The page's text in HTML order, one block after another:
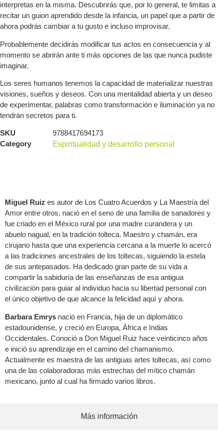
interpretas en la misma. Descubrirás que, por lo general, te limitas a
recitar un guion aprendido desde la infancia, un papel que a partir de
ahora podrás cambiar a tu gusto e incluso improvisar.
Probablemente decidirás modificar tus actos en consecuencia y al
momento se abrirán ante ti más opciones de las que nunca pudiste
imaginar.
Los seres humanos tenemos la capacidad de materializar nuestras
visiones, sueños y deseos. Con una mentalidad abierta y un deseo
de experimentar, palabras como transformación e iluminación ya no
tendrán secretos para ti.
SKU
9788417694173
Category
Espiritualidad y desarrollo personal
Más información
Miguel Ruiz es autor de Los Cuatro Acuerdos y La Maestría del
Amor entre otros, nació en el seno de una familia de sanadores y
fue criado en el México rural por una madre curandera y un
abuelo nagual, en la tradición tolteca. Maestro y chamán, era
cirujano hasta que una experiencia cercana a la muerte lo acercó
a las tradiciones ancestrales de los toltecas, siguiendo la estela
de sus antepasados. Ha dedicado gran parte de su vida a
compartir la sabiduría de las enseñanzas de esa antigua
civilización para guiar al individuo hacia su libertad personal con
el único objetivo de que alcance la felicidad aquí y ahora.
Barbara Emrys nació en Francia, hija de un diplomático
estadounidense, y creció en Europa, África e Indias
Occidentales. Conoció a Don Miguel Ruiz hace veinticinco años
e inició su aprendizaje en el camino del chamanismo.
Actualmente es maestra de las antiguas artes toltecas, así como
una de las colaboradoras más estrechas del mítico chamán
mexicano, junto al cual ha firmado varios libros.